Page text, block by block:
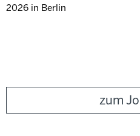
2026 in Berlin
zum